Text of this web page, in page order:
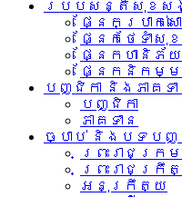
របបសន្តិសុខស
ផ្នែកប្រាក់ស
ផ្នែកថែទាំសុ
ផ្នែកហានិភ័យ
ផ្នែកនិកម្ម
បញ្ជិកា និងភាគទា
បញ្ជិកា
ភាគទាន
ច្បាប់ និងបទបញ្
ព្រះរាជក្រម
ព្រះរាជក្រឹ
អនុក្រឹត្យ